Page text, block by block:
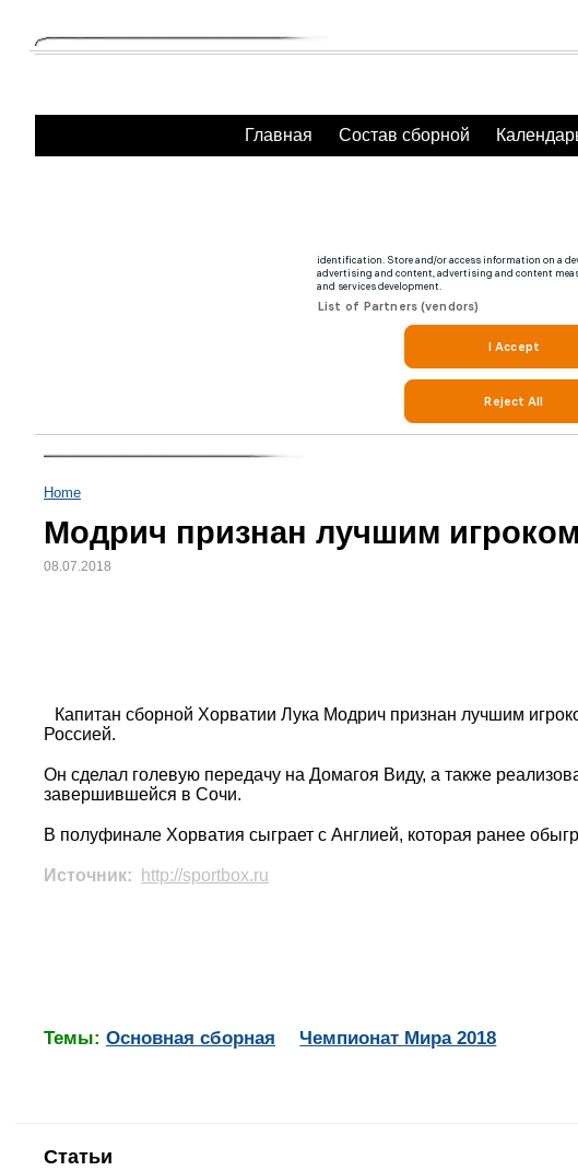
Главная Состав сборной
Home
Модрич признан лучшим
08.07.2018
Капитан сборной Хорватии Лука Модрич признан лучшим
Россией.
Он сделал голевую передачу на Домагоя Виду, а также
завершившейся в Сочи.
В полуфинале Хорватия сыграет с Англией, которая ранее
Источник: http://sportbox.ru
Темы: Основная сборная Чемпионат Мира 2018
Статьи